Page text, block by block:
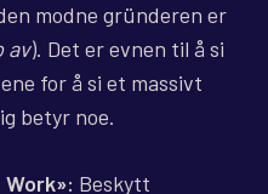
modne gründeren er
av). Det er evnen til å si
for å si et massivt
betyr noe.
Beskytt